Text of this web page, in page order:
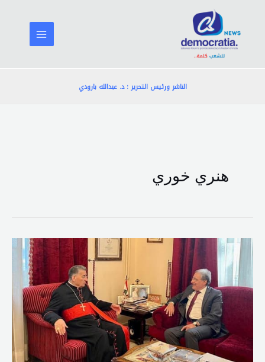
المحتوى
الناشر ورئيس التحرير : د. عبدالله بارودي
هنري خوري
الراعي
عرض
وزير